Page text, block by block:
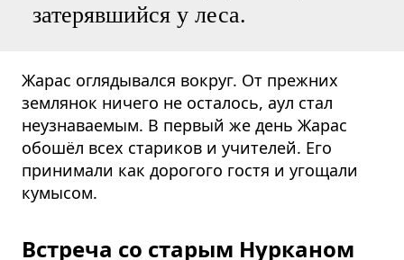
затерявшийся у леса.
Жарас оглядывался вокруг. От прежних
землянок ничего не осталось, аул стал
неузнаваемым. В первый же день Жарас
обошёл всех стариков и учителей. Его
принимали как дорогого гостя и угощали
кумысом.
Встреча со старым Нурканом